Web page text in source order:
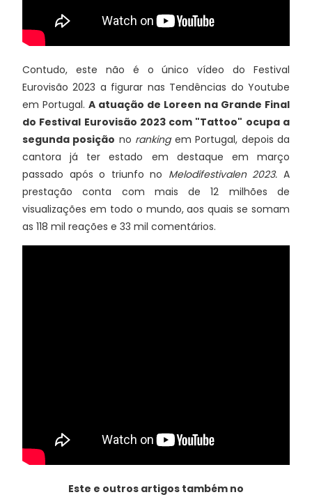
Contudo, este não é o único vídeo do Festival
Eurovisão 2023 a figurar nas Tendências do Youtube
em Portugal. A atuação de Loreen na Grande Final
do Festival Eurovisão 2023 com "Tattoo" ocupa a
segunda posição no ranking em Portugal, depois da
cantora já ter estado em destaque em março
passado após o triunfo no Melodifestivalen 2023. A
prestação conta com mais de 12 milhões de
visualizações em todo o mundo, aos quais se somam
as 118 mil reações e 33 mil comentários.
Este e outros artigos também no